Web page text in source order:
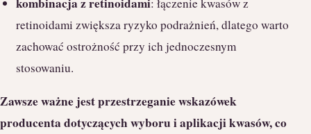
retinoidami zwiększa ryzyko podrażnień, dlatego warto
zachować ostrożność przy ich jednoczesnym
stosowaniu.
Zawsze ważne jest przestrzeganie wskazówek
producenta dotyczących wyboru i aplikacji kwasów, co